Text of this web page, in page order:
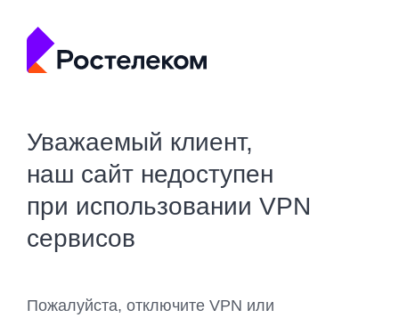
Уважаемый клиент,
наш сайт недоступен
при использовании VPN
сервисов
Пожалуйста, отключите VPN или